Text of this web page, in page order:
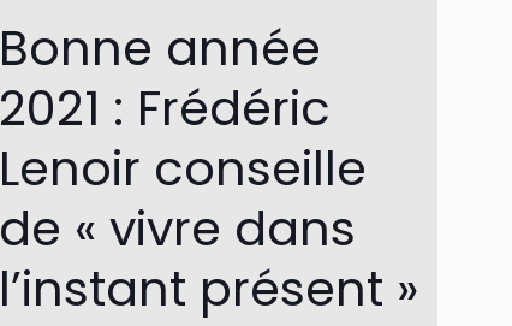
Bonne année
2021 : Frédéric
Lenoir conseille
de « vivre dans
l’instant présent »